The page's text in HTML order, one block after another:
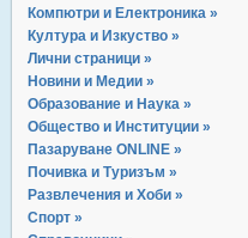
Компютри и Електроника »
Култура и Изкуство »
Лични страници »
Новини и Медии »
Образование и Наука »
Общество и Институции »
Пазаруване ONLINE »
Почивка и Туризъм »
Развлечения и Хоби »
Спорт »